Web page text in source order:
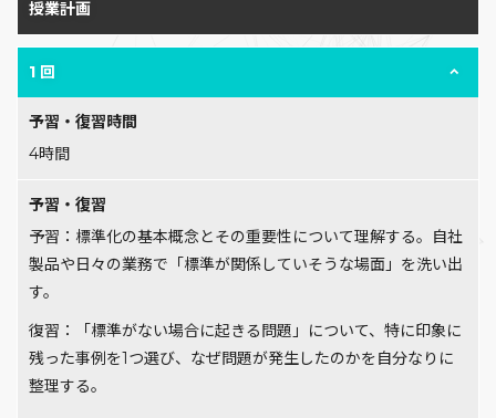
授業計画
1 回
予習・復習時間
4時間
予習・復習
予習：標準化の基本概念とその重要性について理解する。自社
製品や日々の業務で「標準が関係していそうな場面」を洗い出
す。
復習：「標準がない場合に起きる問題」について、特に印象に
残った事例を1つ選び、なぜ問題が発生したのかを自分なりに
整理する。